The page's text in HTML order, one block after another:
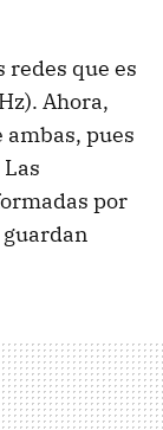
redes que es
Ahora,
pues
por